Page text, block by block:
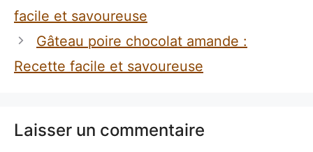
facile et savoureuse
Gâteau poire chocolat amande :
Recette facile et savoureuse
Laisser un commentaire